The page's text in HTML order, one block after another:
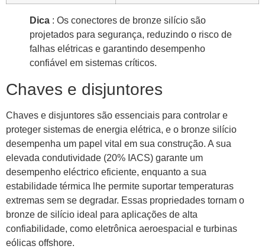
Dica : Os conectores de bronze silício são
projetados para segurança, reduzindo o risco de
falhas elétricas e garantindo desempenho
confiável em sistemas críticos.
Chaves e disjuntores
Chaves e disjuntores são essenciais para controlar e
proteger sistemas de energia elétrica, e o bronze silício
desempenha um papel vital em sua construção. A sua
elevada condutividade (20% IACS) garante um
desempenho eléctrico eficiente, enquanto a sua
estabilidade térmica lhe permite suportar temperaturas
extremas sem se degradar. Essas propriedades tornam o
bronze de silício ideal para aplicações de alta
confiabilidade, como eletrônica aeroespacial e turbinas
eólicas offshore.